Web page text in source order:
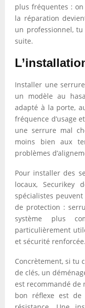
plus fréquentes :
la réparation
un professionnel,
suite.
Installer une
un modèle au
adapté à la porte,
fréquence d’usage
une serrure mal
moins bien aux
problèmes
Pour installer des
locaux, Securikey
spécialistes
de protection :
système plus
particulièrement
et sécurité renforcée.
Concrètement, si tu
de clés, un
est recommandé de
bon réflexe est de